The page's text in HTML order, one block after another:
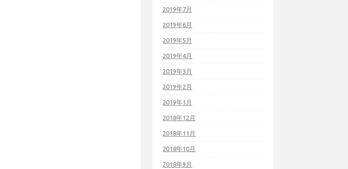
2019年7月
2019年6月
2019年5月
2019年4月
2019年3月
2019年2月
2019年1月
2018年12月
2018年11月
2018年10月
2018年9月